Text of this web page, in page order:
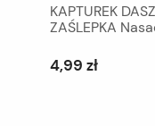
KAPTUREK
ZAŚLEPKA
4,99 zł